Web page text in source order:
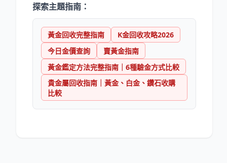
探索主題指南：
黃金回收完整指南
K金回收攻略2026
今日金價查詢
賣黃金指南
黃金鑑定方法完整指南｜6種驗金方式比較
貴金屬回收指南｜黃金、白金、鑽石收購
比較